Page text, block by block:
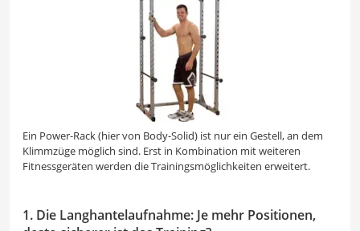
Ein Power-Rack (hier von Body-Solid) ist nur ein Gestell, an dem
Klimmzüge möglich sind. Erst in Kombination mit weiteren
Fitnessgeräten werden die Trainingsmöglichkeiten erweitert.
1. Die Langhantelaufnahme: Je mehr Positionen,